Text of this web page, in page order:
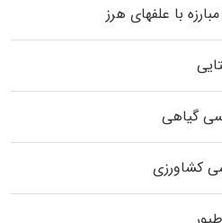
با علفهای هرز
گیاهی
کشاورزی